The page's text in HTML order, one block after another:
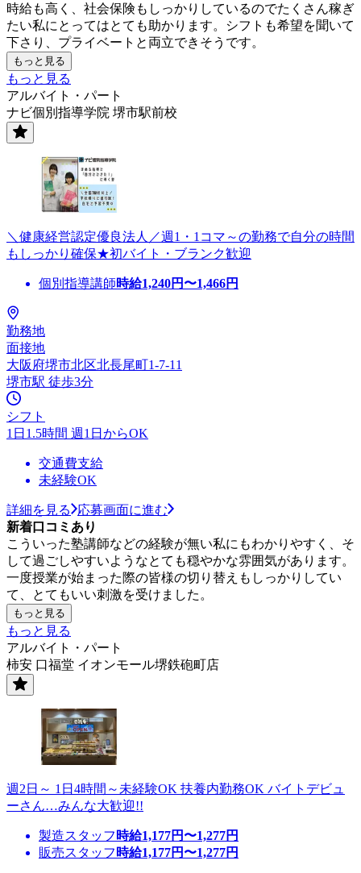
時給も高く、社会保険もしっかりしているのでたくさん稼ぎ
たい私にとってはとても助かります。シフトも希望を聞いて
下さり、プライベートと両立できそうです。
もっと見る
もっと見る
アルバイト・パート
ナビ個別指導学院 堺市駅前校
＼健康経営認定優良法人／週1・1コマ～の勤務で自分の時間
もしっかり確保★初バイト・ブランク歓迎
個別指導講師時給1,240円〜1,466円
勤務地
面接地
大阪府堺市北区北長尾町1-7-11
堺市駅 徒歩3分
シフト
1日1.5時間 週1日からOK
交通費支給
未経験OK
詳細を見る
応募画面に進む
新着口コミあり
こういった塾講師などの経験が無い私にもわかりやすく、そ
して過ごしやすいようなとても穏やかな雰囲気があります。
一度授業が始まった際の皆様の切り替えもしっかりしてい
て、とてもいい刺激を受けました。
もっと見る
もっと見る
アルバイト・パート
柿安 口福堂 イオンモール堺鉄砲町店
週2日～ 1日4時間～未経験OK 扶養内勤務OK バイトデビュ
ーさん…みんな大歓迎!!
製造スタッフ 時給1,177円〜1,277円
販売スタッフ 時給1,177円〜1,277円